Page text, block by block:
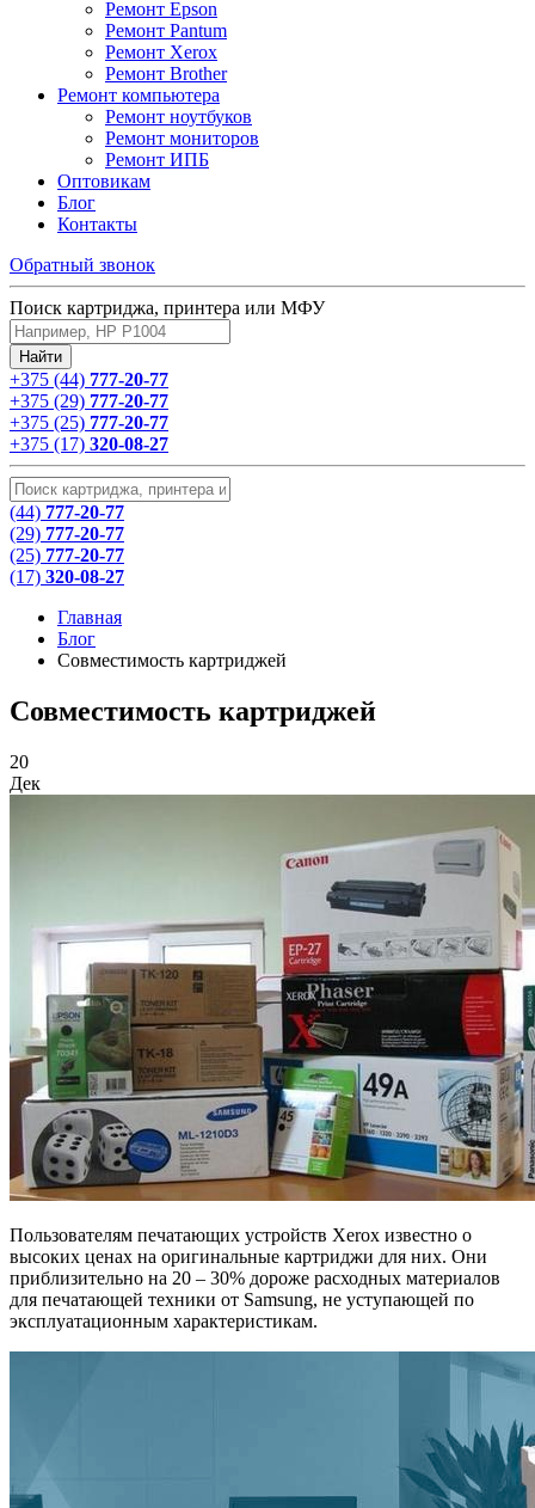
Ремонт Epson
Ремонт Pantum
Ремонт Xerox
Ремонт Brother
Ремонт компьютера
Ремонт ноутбуков
Ремонт мониторов
Ремонт ИПБ
Оптовикам
Блог
Контакты
Обратный звонок
Поиск картриджа, принтера или МФУ
+375 (44) 777-20-77
+375 (29) 777-20-77
+375 (25) 777-20-77
+375 (17) 320-08-27
(44) 777-20-77
(29) 777-20-77
(25) 777-20-77
(17) 320-08-27
Главная
Блог
Cовместимость картриджей
Cовместимость картриджей
20
Дек
Пользователям печатающих устройств Xerox известно о
высоких ценах на оригинальные картриджи для них. Они
приблизительно на 20 – 30% дороже расходных материалов
для печатающей техники от Samsung, не уступающей по
эксплуатационным характеристикам.